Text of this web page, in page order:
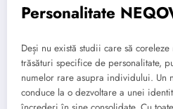
Personalitate
Deși nu există studii care să
trăsături specifice de personalitate,
numelor rare asupra individului. Un
conduce la o dezvoltare a unei